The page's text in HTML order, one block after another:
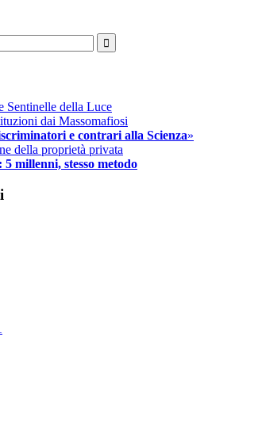
Sentinelle della Luce
dai Massomafiosi
e contrari alla Scienza»
della proprietà privata
5 millenni, stesso metodo